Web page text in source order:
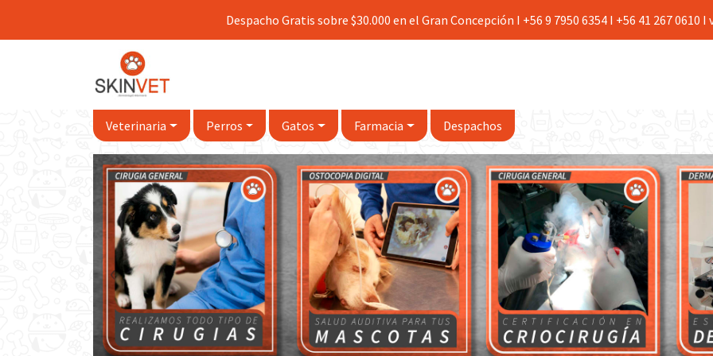
Despacho Gratis sobre $30.000 en el Gran Concepción I +56 9 7950 6354 I +56 41 267 0610
Veterinaria Perros Gatos Farmacia Despachos
‹